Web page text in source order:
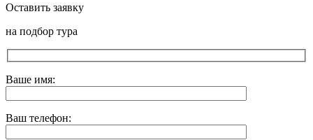
Оставить заявку
на подбор тура
Ваше имя:
Ваш телефон: